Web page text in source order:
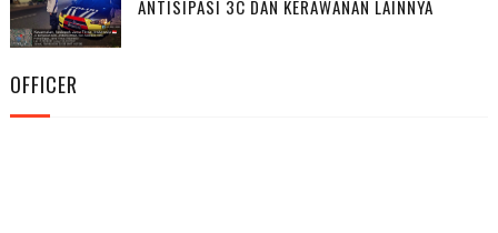
ANTISIPASI 3C DAN KERAWANAN LAINNYA
OFFICER